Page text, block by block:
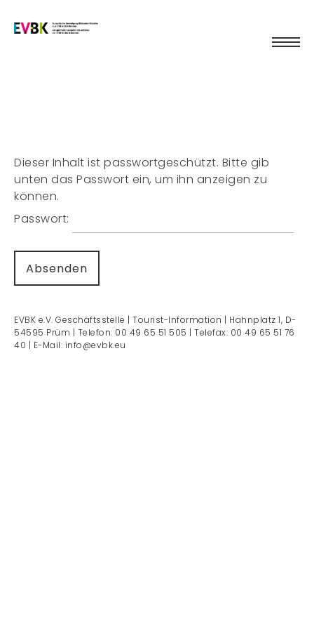
Dieser Inhalt ist passwortgeschützt. Bitte gib
unten das Passwort ein, um ihn anzeigen zu
können.
Passwort:
EVBK e.V. Geschäftsstelle | Tourist-Information | Hahnplatz 1, D-
54595 Prüm | Telefon: 00 49 65 51 505 | Telefax: 00 49 65 51 76
40 | E-Mail: info@evbk.eu